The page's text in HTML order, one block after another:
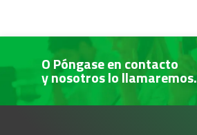
O Póngase en contacto
y nosotros lo llamaremos.